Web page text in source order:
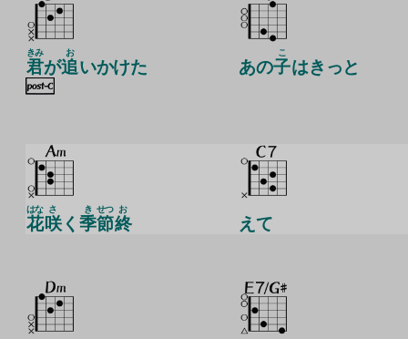
君
きみ
が追
お
いかけた あの子
こ
はきっと
花
はな
咲
さ
く 季
き
節
せつ
終
お
えて